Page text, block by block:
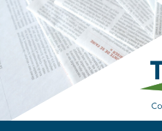
submenu (Documentation )